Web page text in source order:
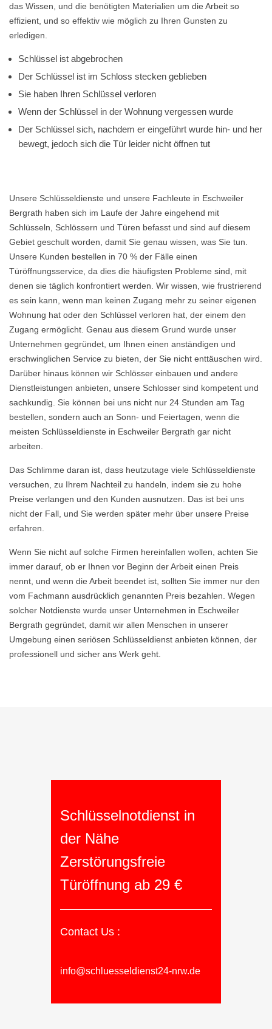
das Wissen, und die benötigten Materialien um die Arbeit so
effizient, und so effektiv wie möglich zu Ihren Gunsten zu
erledigen.
Schlüssel ist abgebrochen
Der Schlüssel ist im Schloss stecken geblieben
Sie haben Ihren Schlüssel verloren
Wenn der Schlüssel in der Wohnung vergessen wurde
Der Schlüssel sich, nachdem er eingeführt wurde hin- und her
bewegt, jedoch sich die Tür leider nicht öffnen tut
Unsere Schlüsseldienste und unsere Fachleute in Eschweiler
Bergrath haben sich im Laufe der Jahre eingehend mit
Schlüsseln, Schlössern und Türen befasst und sind auf diesem
Gebiet geschult worden, damit Sie genau wissen, was Sie tun.
Unsere Kunden bestellen in 70 % der Fälle einen
Türöffnungsservice, da dies die häufigsten Probleme sind, mit
denen sie täglich konfrontiert werden. Wir wissen, wie frustrierend
es sein kann, wenn man keinen Zugang mehr zu seiner eigenen
Wohnung hat oder den Schlüssel verloren hat, der einem den
Zugang ermöglicht. Genau aus diesem Grund wurde unser
Unternehmen gegründet, um Ihnen einen anständigen und
erschwinglichen Service zu bieten, der Sie nicht enttäuschen wird.
Darüber hinaus können wir Schlösser einbauen und andere
Dienstleistungen anbieten, unsere Schlosser sind kompetent und
sachkundig. Sie können bei uns nicht nur 24 Stunden am Tag
bestellen, sondern auch an Sonn- und Feiertagen, wenn die
meisten Schlüsseldienste in Eschweiler Bergrath gar nicht
arbeiten.
Das Schlimme daran ist, dass heutzutage viele Schlüsseldienste
versuchen, zu Ihrem Nachteil zu handeln, indem sie zu hohe
Preise verlangen und den Kunden ausnutzen. Das ist bei uns
nicht der Fall, und Sie werden später mehr über unsere Preise
erfahren.
Wenn Sie nicht auf solche Firmen hereinfallen wollen, achten Sie
immer darauf, ob er Ihnen vor Beginn der Arbeit einen Preis
nennt, und wenn die Arbeit beendet ist, sollten Sie immer nur den
vom Fachmann ausdrücklich genannten Preis bezahlen. Wegen
solcher Notdienste wurde unser Unternehmen in Eschweiler
Bergrath gegründet, damit wir allen Menschen in unserer
Umgebung einen seriösen Schlüsseldienst anbieten können, der
professionell und sicher ans Werk geht.
Schlüsselnotdienst in
der Nähe
Zerstörungsfreie
Türöffnung ab 29 €
Contact Us :
info@schluesseldienst24-nrw.de